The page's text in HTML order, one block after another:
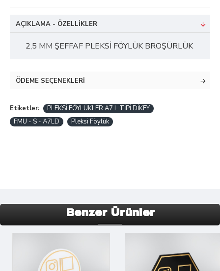
AÇIKLAMA - ÖZELLIKLER
2,5 MM ŞEFFAF PLEKSİ FÖYLÜK BROŞÜRLÜK
ÖDEME SEÇENEKLERI
Etiketler:
PLEKSİ FÖYLÜKLER A7 L TİPİ DİKEY
FMU - S - A7LD
Pleksi Föylük
Benzer Ürünler